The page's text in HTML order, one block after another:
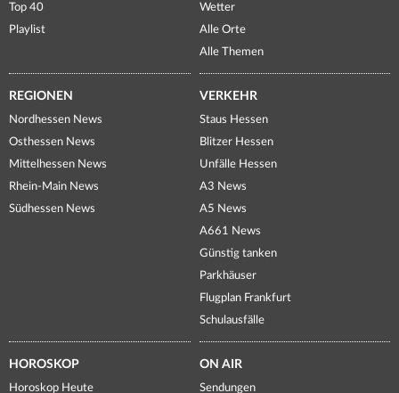
Top 40
Playlist
Wetter
Alle Orte
Alle Themen
REGIONEN
Nordhessen News
Osthessen News
Mittelhessen News
Rhein-Main News
Südhessen News
VERKEHR
Staus Hessen
Blitzer Hessen
Unfälle Hessen
A3 News
A5 News
A661 News
Günstig tanken
Parkhäuser
Flugplan Frankfurt
Schulausfälle
HOROSKOP
Horoskop Heute
ON AIR
Sendungen